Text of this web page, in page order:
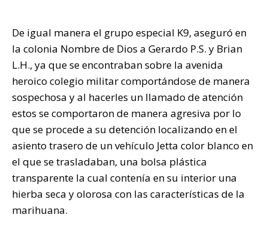
De igual manera el grupo especial K9, aseguró en
la colonia Nombre de Dios a Gerardo P.S. y Brian
L.H., ya que se encontraban sobre la avenida
heroico colegio militar comportándose de manera
sospechosa y al hacerles un llamado de atención
estos se comportaron de manera agresiva por lo
que se procede a su detención localizando en el
asiento trasero de un vehículo Jetta color blanco en
el que se trasladaban, una bolsa plástica
transparente la cual contenía en su interior una
hierba seca y olorosa con las características de la
marihuana.